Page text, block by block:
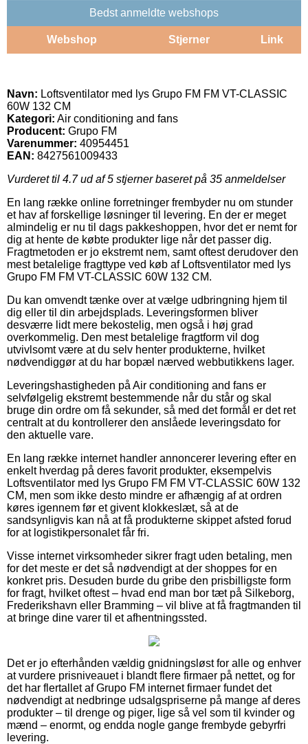
Bedst anmeldte webshops
Webshop Stjerner Link
Navn: Loftsventilator med lys Grupo FM FM VT-CLASSIC
60W 132 CM
Kategori: Air conditioning and fans
Producent: Grupo FM
Varenummer: 40954451
EAN: 8427561009433
Vurderet til 4.7ud af 5 stjerner baseret på 35 anmeldelser
En lang række online forretninger frembyder nu om stunder
et hav af forskellige løsninger til levering. En der er meget
almindelig er nu til dags pakkeshoppen, hvor det er nemt for
dig at hente de købte produkter lige når det passer dig.
Fragtmetoden er jo ekstremt nem, samt oftest derudover den
mest betalelige fragttype ved køb af Loftsventilator med lys
Grupo FM FM VT-CLASSIC 60W 132 CM.
Du kan omvendt tænke over at vælge udbringning hjem til
dig eller til din arbejdsplads. Leveringsformen bliver
desværre lidt mere bekostelig, men også i høj grad
overkommelig. Den mest betalelige fragtform vil dog
utvivlsomt være at du selv henter produkterne, hvilket
nødvendiggør at du har bopæl nærved webbutikkens lager.
Leveringshastigheden på Air conditioning and fans er
selvfølgelig ekstremt bestemmende når du står og skal
bruge din ordre om få sekunder, så med det formål er det ret
centralt at du kontrollerer den anslåede leveringsdato for
den aktuelle vare.
En lang række internet handler annoncerer levering efter en
enkelt hverdag på deres favorit produkter, eksempelvis
Loftsventilator med lys Grupo FM FM VT-CLASSIC 60W 132
CM, men som ikke desto mindre er afhængig af at ordren
køres igennem før et givent klokkeslæt, så at de
sandsynligvis kan nå at få produkterne skippet afsted forud
for at logistikpersonalet får fri.
Visse internet virksomheder sikrer fragt uden betaling, men
for det meste er det så nødvendigt at der shoppes for en
konkret pris. Desuden burde du gribe den prisbilligste form
for fragt, hvilket oftest – hvad end man bor tæt på Silkeborg,
Frederikshavn eller Bramming – vil blive at få fragtmanden til
at bringe dine varer til et afhentningssted.
Det er jo efterhånden vældig gnidningsløst for alle og enhver
at vurdere prisniveauet i blandt flere firmaer på nettet, og for
det har flertallet af Grupo FM internet firmaer fundet det
nødvendigt at nedbringe udsalgspriserne på mange af deres
produkter – til drenge og piger, lige så vel som til kvinder og
mænd – enormt, og endda nogle gange frembyde gebyrfri
levering.